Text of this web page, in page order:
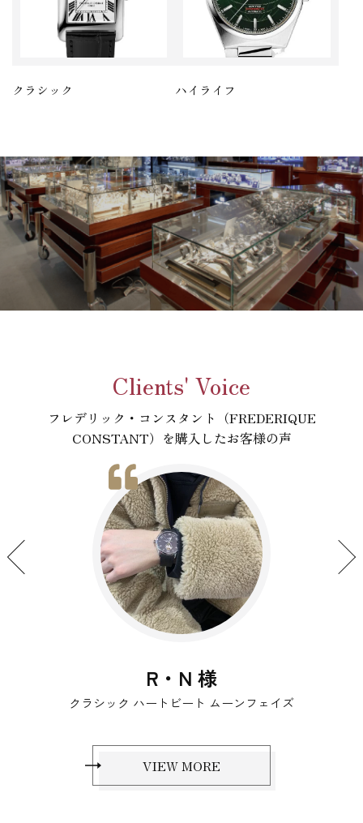
クラシック ハイライフ
Clients' Voice
フレデリック・コンスタント（FREDERIQUE
CONSTANT）を購入したお客様の声
VIEW MORE